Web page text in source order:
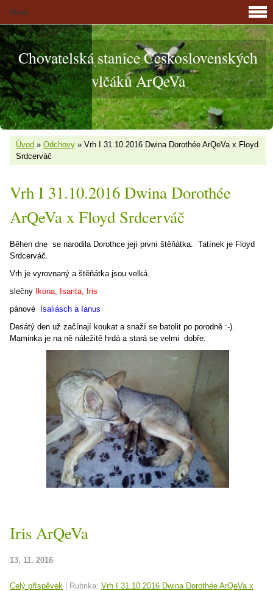
Chovatelská stanice Československých
vlčáků ArQeVa
Úvod » Odchovy » Vrh I 31.10.2016 Dwina Dorothée ArQeVa x Floyd
Srdcerváč
Vrh I 31.10.2016 Dwina Dorothée
ArQeVa x Floyd Srdcerváč
Běhen dne se narodila Dorothce její první štěňátka. Tatínek je Floyd
Srdcerváč.
Vrh je vyrovnaný a štěňátka jsou velká.
slečny Ikona, Isarita, Iris
pánové
Isaliásch a Ianus
Desátý den už začínají koukat a snaží se batolit po porodně :-).
Maminka je na ně náležitě hrdá a stará se velmi dobře.
Iris ArQeVa
13. 11. 2016
Celý příspěvek Rubrika: Vrh I 31.10.2016 Dwina Dorothée ArQeVa x
Menu